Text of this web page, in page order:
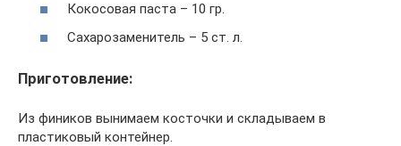
Кокосовая паста – 10 гр.
Сахарозаменитель – 5 ст. л.
Приготовление:
Из фиников вынимаем косточки и складываем в
пластиковый контейнер.